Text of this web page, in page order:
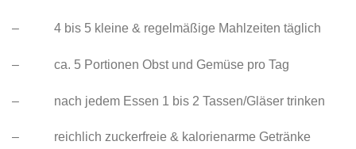
– 4 bis 5 kleine & regelmäßige Mahlzeiten täglich
– ca. 5 Portionen Obst und Gemüse pro Tag
– nach jedem Essen 1 bis 2 Tassen/Gläser trinken
– reichlich zuckerfreie & kalorienarme Getränke